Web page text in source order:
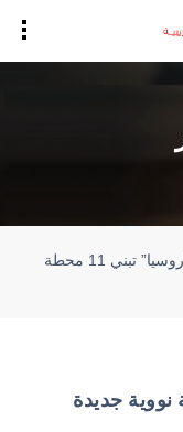
“روسيا” تبني 11 محطة